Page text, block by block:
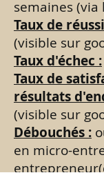
semaines (via
Taux de
(visible sur
Taux d'échec :
Taux de
résultats
(visible sur
Débouchés :
en micro-